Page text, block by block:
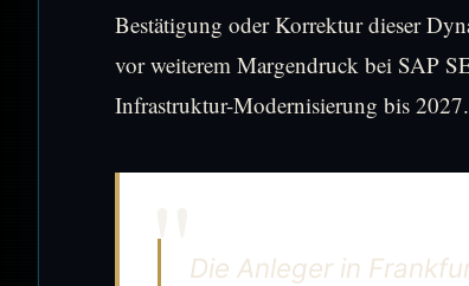
Bestätigung oder Korrektur dieser
vor weiterem Margendruck bei SAP
Infrastruktur-Modernisierung bis 2027.
Die Anleger in